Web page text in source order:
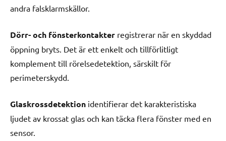
andra falsklarmskällor.
Dörr- och fönsterkontakter registrerar när en skyddad
öppning bryts. Det är ett enkelt och tillförlitligt
komplement till rörelsedetektion, särskilt för
perimeterskydd.
Glaskrossdetektion identifierar det karakteristiska
ljudet av krossat glas och kan täcka flera fönster med en
sensor.